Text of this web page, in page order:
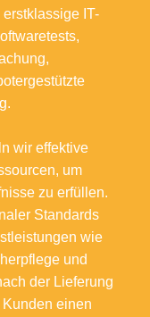
IT-
wir effektive
um
zu erfüllen.
Standards
wie
und
der Lieferung
einen